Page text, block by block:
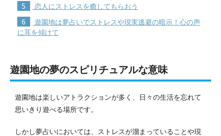
5 恋人にストレスを癒してもらおう
6
遊園地は夢占いでストレスや現実逃避の暗示！心の声
に耳を傾けて
遊園地の夢のスピリチュアルな意味
遊園地は楽しいアトラクションが多く、日々の生活を忘れて
思いきり遊べる場所です。
しかし夢占いにおいては、ストレスが溜まっていることや現